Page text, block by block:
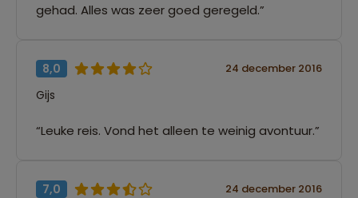
gehad. Alles was zeer goed geregeld.”
8,0 24 december 2016
Gijs
“Leuke reis. Vond het alleen te weinig avontuur.”
7,0 24 december 2016